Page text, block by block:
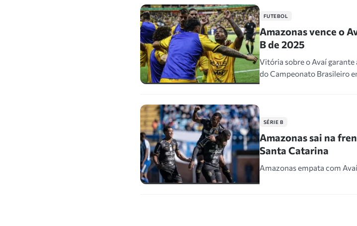
FUTEBOL
Amazonas vence o
B de 2025
Vitória sobre o Avaí garante
do Campeonato Brasileiro
SÉRIE B
Amazonas sai na
Santa Catarina
Amazonas empata com